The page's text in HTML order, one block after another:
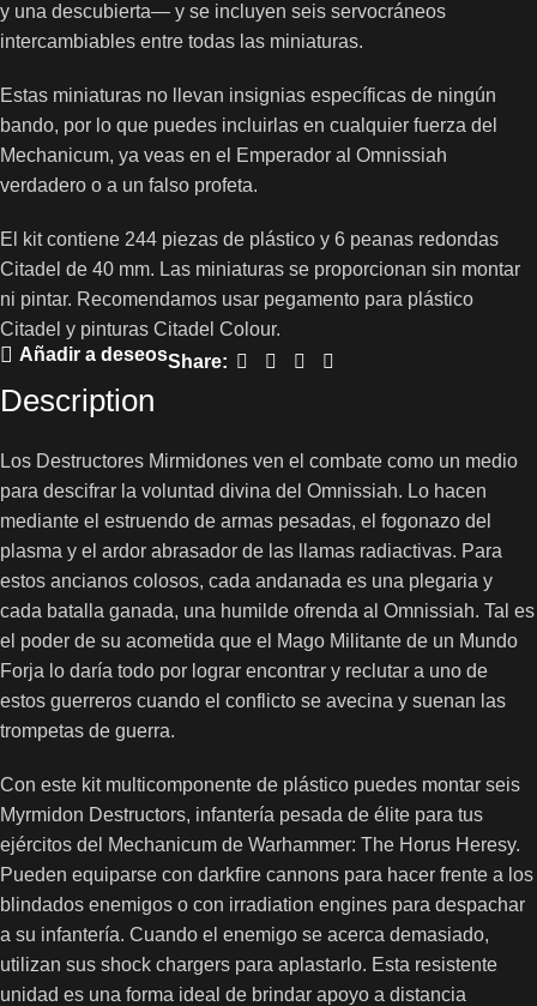
y una descubierta— y se incluyen seis servocráneos
intercambiables entre todas las miniaturas.
Estas miniaturas no llevan insignias específicas de ningún
bando, por lo que puedes incluirlas en cualquier fuerza del
Mechanicum, ya veas en el Emperador al Omnissiah
verdadero o a un falso profeta.
El kit contiene 244 piezas de plástico y 6 peanas redondas
Citadel de 40 mm. Las miniaturas se proporcionan sin montar
ni pintar. Recomendamos usar pegamento para plástico
Citadel y pinturas Citadel Colour.
Añadir a deseosShare:
Description
Los Destructores Mirmidones ven el combate como un medio
para descifrar la voluntad divina del Omnissiah. Lo hacen
mediante el estruendo de armas pesadas, el fogonazo del
plasma y el ardor abrasador de las llamas radiactivas. Para
estos ancianos colosos, cada andanada es una plegaria y
cada batalla ganada, una humilde ofrenda al Omnissiah. Tal es
el poder de su acometida que el Mago Militante de un Mundo
Forja lo daría todo por lograr encontrar y reclutar a uno de
estos guerreros cuando el conflicto se avecina y suenan las
trompetas de guerra.
Con este kit multicomponente de plástico puedes montar seis
Myrmidon Destructors, infantería pesada de élite para tus
ejércitos del Mechanicum de Warhammer: The Horus Heresy.
Pueden equiparse con darkfire cannons para hacer frente a los
blindados enemigos o con irradiation engines para despachar
a su infantería. Cuando el enemigo se acerca demasiado,
utilizan sus shock chargers para aplastarlo. Esta resistente
unidad es una forma ideal de brindar apoyo a distancia